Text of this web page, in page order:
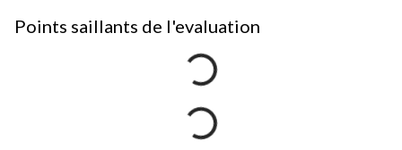
Points saillants de l'evaluation